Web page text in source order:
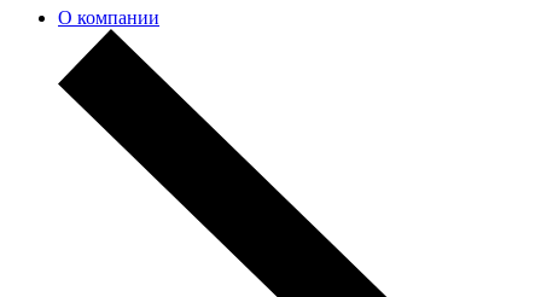
О компании